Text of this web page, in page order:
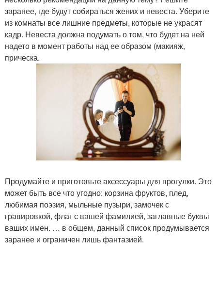
заранее, где будут собираться жених и невеста. Уберите
из комнаты все лишние предметы, которые не украсят
кадр. Невеста должна подумать о том, что будет на ней
надето в момент работы над ее образом (макияж,
прическа.
Продумайте и приготовьте аксессуары для прогулки. Это
может быть все что угодно: корзина фруктов, плед,
любимая поэзия, мыльные пузыри, замочек с
гравировкой, флаг с вашей фамилией, заглавные буквы
ваших имен. … в общем, данный список продумывается
заранее и ограничен лишь фантазией.